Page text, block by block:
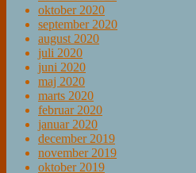
oktober 2020
september 2020
august 2020
juli 2020
juni 2020
maj 2020
marts 2020
februar 2020
januar 2020
december 2019
november 2019
oktober 2019